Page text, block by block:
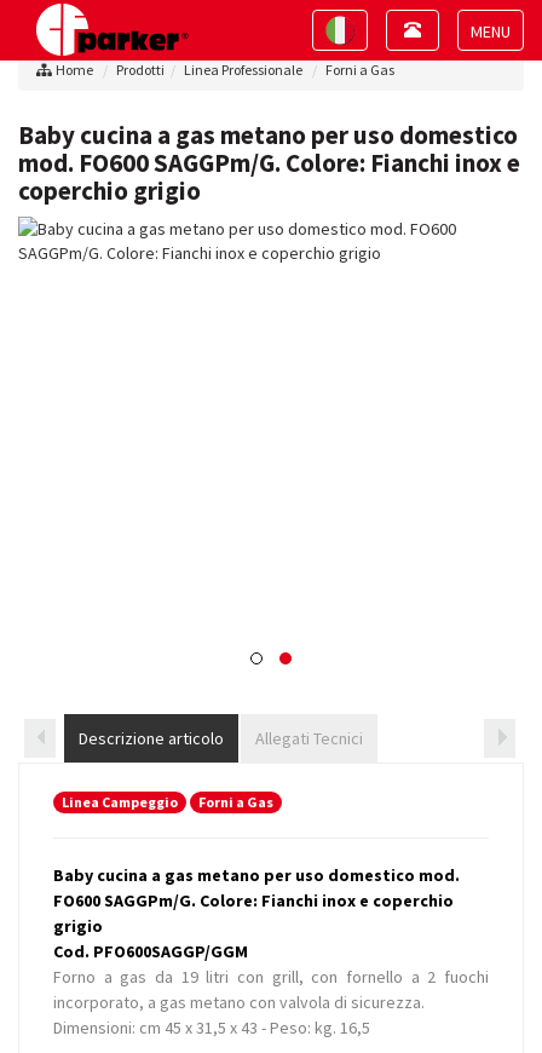
Toggle
Toggle
navigation
Toggle
navigation
Home Prodotti Linea Professionale Forni a Gas
Baby cucina a gas metano per uso domestico
mod. FO600 SAGGPm/G. Colore: Fianchi inox e
coperchio grigio
Descrizione articolo Allegati Tecnici
Linea Campeggio Forni a Gas
Baby cucina a gas metano per uso domestico mod.
FO600 SAGGPm/G. Colore: Fianchi inox e coperchio
grigio
Cod. PFO600SAGGP/GGM
Forno a gas da 19 litri con grill, con fornello a 2 fuochi
incorporato, a gas metano con valvola di sicurezza.
Dimensioni: cm 45 x 31,5 x 43 - Peso: kg. 16,5